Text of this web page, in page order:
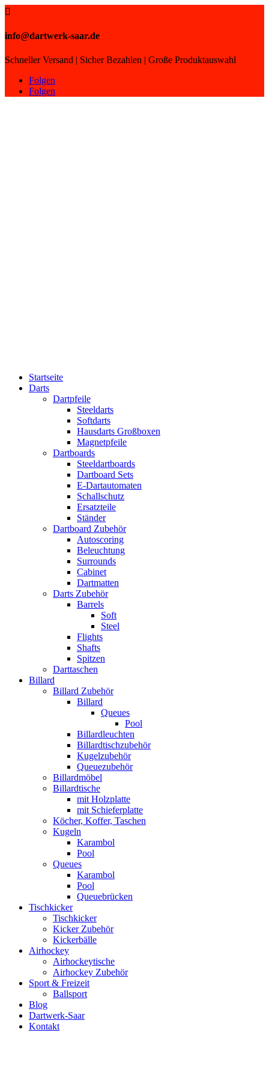

info@dartwerk-saar.de
Schneller Versand | Sicher Bezahlen | Große Produktauswahl
Folgen
Folgen
Startseite
Darts
Dartpfeile
Steeldarts
Softdarts
Hausdarts Großboxen
Magnetpfeile
Dartboards
Steeldartboards
Dartboard Sets
E-Dartautomaten
Schallschutz
Ersatzteile
Ständer
Dartboard Zubehör
Autoscoring
Beleuchtung
Surrounds
Cabinet
Dartmatten
Darts Zubehör
Barrels
Soft
Steel
Flights
Shafts
Spitzen
Darttaschen
Billard
Billard Zubehör
Billard
Queues
Pool
Billardleuchten
Billardtischzubehör
Kugelzubehör
Queuezubehör
Billardmöbel
Billardtische
mit Holzplatte
mit Schieferplatte
Köcher, Koffer, Taschen
Kugeln
Karambol
Pool
Queues
Karambol
Pool
Queuebrücken
Tischkicker
Tischkicker
Kicker Zubehör
Kickerbälle
Airhockey
Airhockeytische
Airhockey Zubehör
Sport & Freizeit
Ballsport
Blog
Dartwerk-Saar
Kontakt